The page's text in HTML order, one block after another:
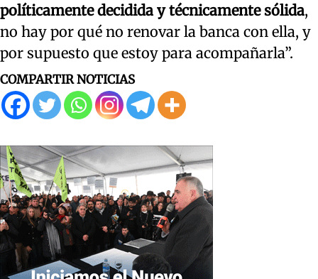
políticamente decidida y técnicamente sólida,
no hay por qué no renovar la banca con ella, y
por supuesto que estoy para acompañarla”.
COMPARTIR NOTICIAS